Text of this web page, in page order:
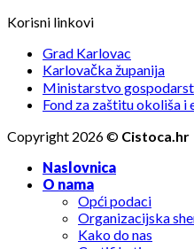
Korisni linkovi
Grad Karlovac
Karlovačka županija
Ministarstvo
Fond za zaštitu okoliša
Copyright 2026 © Cistoca.hr
Naslovnica
O nama
Opći podaci
Organizacijska
Kako do nas